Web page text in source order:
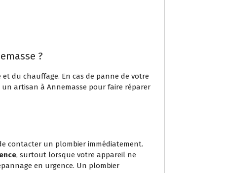
?
du chauffage. En cas de panne de votre
un artisan à Annemasse pour faire réparer
contacter un plombier immédiatement.
, surtout lorsque votre appareil ne
en urgence. Un plombier